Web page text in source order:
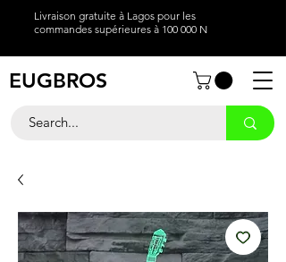
Livraison gratuite à Lagos pour les
commandes supérieures à 100 000 N
EUGBROS